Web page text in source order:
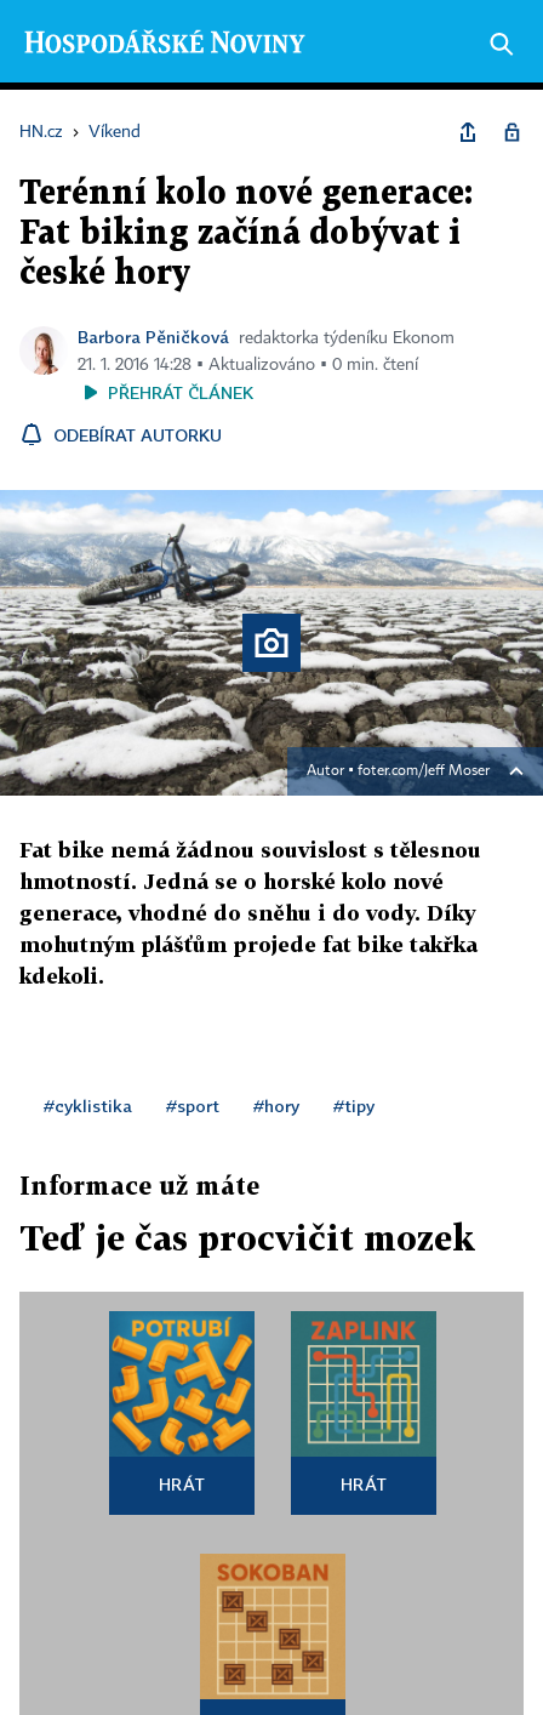
HN.cz › Víkend
Terénní kolo nové generace:
Fat biking začíná dobývat i
české hory
Barbora Pěničková
redaktorka týdeníku Ekonom
21. 1. 2016 14:28 ▪ Aktualizováno ▪ 0 min. čtení
PŘEHRÁT ČLÁNEK
ODEBÍRAT AUTORKU
Autor ▪ foter.com/Jeff Moser
Fat bike nemá žádnou souvislost s tělesnou
hmotností. Jedná se o horské kolo nové
generace, vhodné do sněhu i do vody. Díky
mohutným plášťům projede fat bike takřka
kdekoli.
#cyklistika #sport #hory #tipy
Informace už máte
Teď je čas procvičit mozek
HRÁT HRÁT